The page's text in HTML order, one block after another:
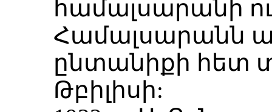
համալսարանի
Համալսարանն
ընտանիքի հետ
Թբիլիսի: